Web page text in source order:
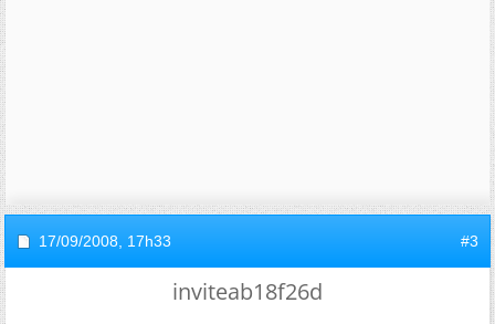
17/09/2008, 17h33 #3
inviteab18f26d